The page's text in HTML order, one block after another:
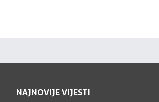
NAJNOVIJE VIJESTI